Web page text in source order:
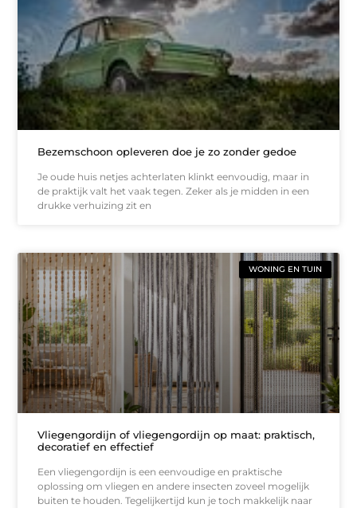
Bezemschoon opleveren doe je zo zonder gedoe
Je oude huis netjes achterlaten klinkt eenvoudig, maar in
de praktijk valt het vaak tegen. Zeker als je midden in een
drukke verhuizing zit en
WONING EN TUIN
Vliegengordijn of vliegengordijn op maat: praktisch,
decoratief en effectief
Een vliegengordijn is een eenvoudige en praktische
oplossing om vliegen en andere insecten zoveel mogelijk
buiten te houden. Tegelijkertijd kun je toch makkelijk naar